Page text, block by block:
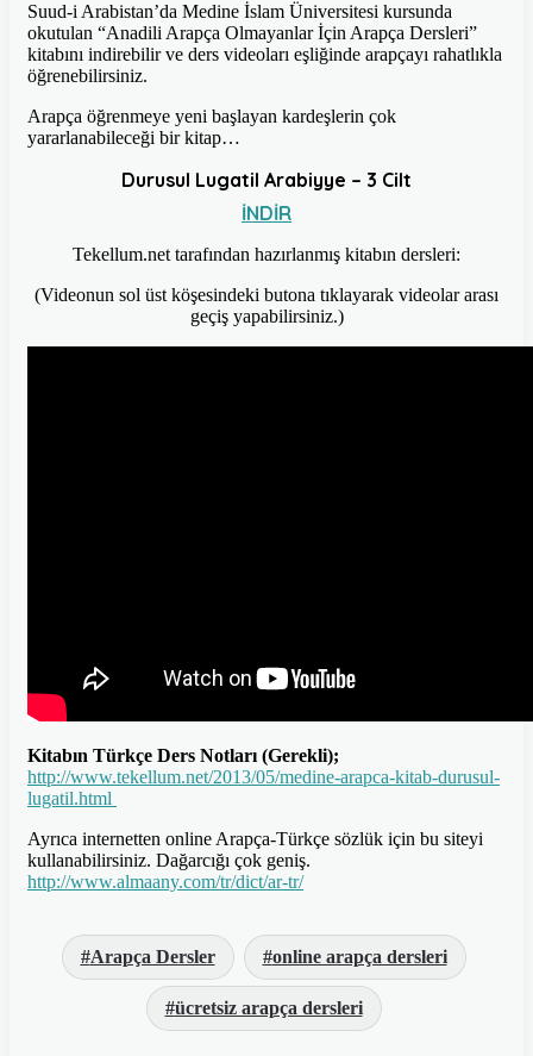
Suud-i Arabistan’da Medine İslam Üniversitesi kursunda
okutulan “Anadili Arapça Olmayanlar İçin Arapça Dersleri”
kitabını indirebilir ve ders videoları eşliğinde arapçayı rahatlıkla
öğrenebilirsiniz.
Arapça öğrenmeye yeni başlayan kardeşlerin çok
yararlanabileceği bir kitap…
Durusul Lugatil Arabiyye – 3 Cilt
İNDİR
Tekellum.net tarafından hazırlanmış kitabın dersleri:
(Videonun sol üst köşesindeki butona tıklayarak videolar arası
geçiş yapabilirsiniz.)
Kitabın Türkçe Ders Notları (Gerekli);
http://www.tekellum.net/2013/05/medine-arapca-kitab-durusul-
lugatil.html
Ayrıca internetten online Arapça-Türkçe sözlük için bu siteyi
kullanabilirsiniz. Dağarcığı çok geniş.
http://www.almaany.com/tr/dict/ar-tr/
Arapça Dersler online arapça dersleri
ücretsiz arapça dersleri